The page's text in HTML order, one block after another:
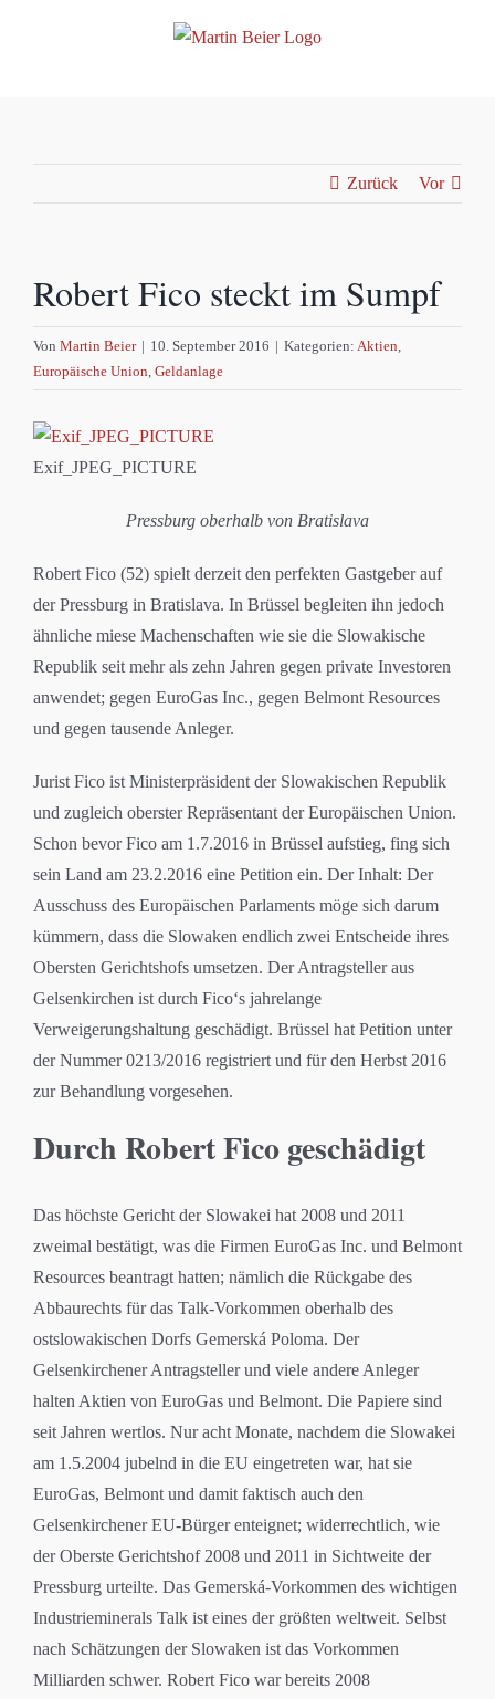
Zurück Vor
Robert Fico steckt im Sumpf
Von Martin Beier | 10. September 2016 | Kategorien: Aktien,
Europäische Union, Geldanlage
Exif_JPEG_PICTURE
Pressburg oberhalb von Bratislava
Robert Fico (52) spielt derzeit den perfekten Gastgeber auf
der Pressburg in Bratislava. In Brüssel begleiten ihn jedoch
ähnliche miese Machenschaften wie sie die Slowakische
Republik seit mehr als zehn Jahren gegen private Investoren
anwendet; gegen EuroGas Inc., gegen Belmont Resources
und gegen tausende Anleger.
Jurist Fico ist Ministerpräsident der Slowakischen Republik
und zugleich oberster Repräsentant der Europäischen Union.
Schon bevor Fico am 1.7.2016 in Brüssel aufstieg, fing sich
sein Land am 23.2.2016 eine Petition ein. Der Inhalt: Der
Ausschuss des Europäischen Parlaments möge sich darum
kümmern, dass die Slowaken endlich zwei Entscheide ihres
Obersten Gerichtshofs umsetzen. Der Antragsteller aus
Gelsenkirchen ist durch Fico‘s jahrelange
Verweigerungshaltung geschädigt. Brüssel hat Petition unter
der Nummer 0213/2016 registriert und für den Herbst 2016
zur Behandlung vorgesehen.
Durch Robert Fico geschädigt
Das höchste Gericht der Slowakei hat 2008 und 2011
zweimal bestätigt, was die Firmen EuroGas Inc. und Belmont
Resources beantragt hatten; nämlich die Rückgabe des
Abbaurechts für das Talk-Vorkommen oberhalb des
ostslowakischen Dorfs Gemerská Poloma. Der
Gelsenkirchener Antragsteller und viele andere Anleger
halten Aktien von EuroGas und Belmont. Die Papiere sind
seit Jahren wertlos. Nur acht Monate, nachdem die Slowakei
am 1.5.2004 jubelnd in die EU eingetreten war, hat sie
EuroGas, Belmont und damit faktisch auch den
Gelsenkirchener EU-Bürger enteignet; widerrechtlich, wie
der Oberste Gerichtshof 2008 und 2011 in Sichtweite der
Pressburg urteilte. Das Gemerská-Vorkommen des wichtigen
Industrieminerals Talk ist eines der größten weltweit. Selbst
nach Schätzungen der Slowaken ist das Vorkommen
Milliarden schwer. Robert Fico war bereits 2008